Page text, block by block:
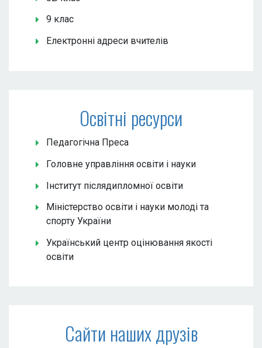
9 клас
Електронні адреси вчителів
Освітні ресурси
Педагогічна Преса
Головне управління освіти і науки
Інститут післядипломної освіти
Міністерство освіти і науки молоді та
спорту України
Український центр оцінювання якості
освіти
Сайти наших друзів